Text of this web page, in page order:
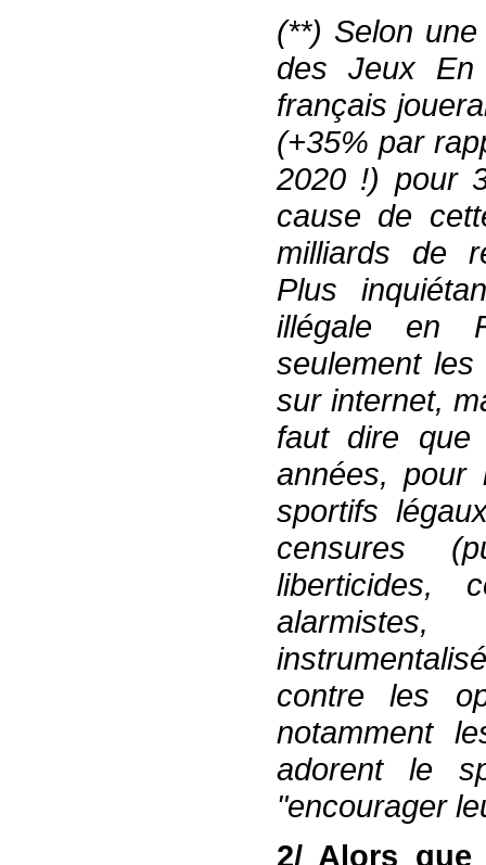
(**) Selon une
des Jeux E
français
(+35% par
2020!) pour
cause de
milliards de
Plus
illégale en
seulement
sur internet,
faut dire
années, pour
sportifs
censures
liberticides,
instrumentalisé
contre les
notamment
adorent le
"encourager
2/ Alors que